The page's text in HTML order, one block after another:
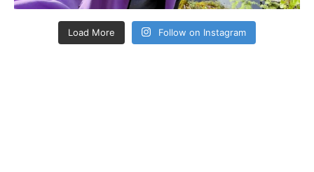
Load More Follow on Instagram